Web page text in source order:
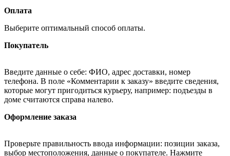
Оплата
Выберите оптимальный способ оплаты.
Покупатель
Введите данные о себе: ФИО, адрес доставки, номер
телефона. В поле «Комментарии к заказу» введите сведения,
которые могут пригодиться курьеру, например: подъезды в
доме считаются справа налево.
Оформление заказа
Проверьте правильность ввода информации: позиции заказа,
выбор местоположения, данные о покупателе. Нажмите